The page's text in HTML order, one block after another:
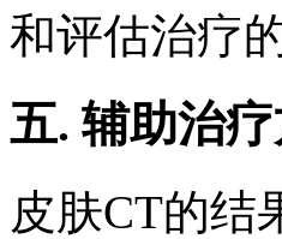
和评估治疗
五. 辅助治
皮肤CT的结